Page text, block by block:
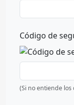
Código de
(Si no entiende los